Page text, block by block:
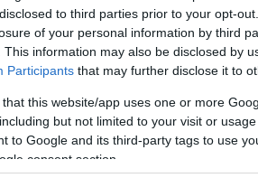
to third parties prior to your opt-
of your personal information by third
This information may also be disclosed by
Participants that may further disclose it to
that this website/app uses one or more
but not limited to your visit or
to Google and its third-party tags to use
consent section.
bil med avancerad design,
prestanda. Om man ska